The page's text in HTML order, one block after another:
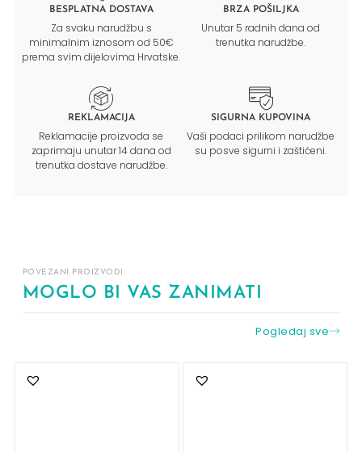
BESPLATNA DOSTAVA
Za svaku narudžbu s
minimalnim iznosom od 50€
prema svim dijelovima Hrvatske.
BRZA POŠILJKA
Unutar 5 radnih dana od
trenutka narudžbe.
REKLAMACIJA
Reklamacije proizvoda se
zaprimaju unutar 14 dana od
trenutka dostave narudžbe.
SIGURNA KUPOVINA
Vaši podaci prilikom narudžbe
su posve sigurni i zaštićeni.
POVEZANI PROIZVODI
MOGLO BI VAS ZANIMATI
Pogledaj sve